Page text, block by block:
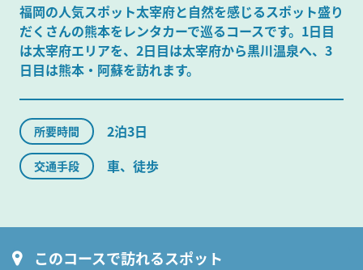
福岡の人気スポット太宰府と自然を感じるスポット盛り
だくさんの熊本をレンタカーで巡るコースです。1日目
は太宰府エリアを、2日目は太宰府から黒川温泉へ、3
日目は熊本・阿蘇を訪れます。
所要時間 2泊3日
交通手段 車、徒歩
このコースで訪れるスポット